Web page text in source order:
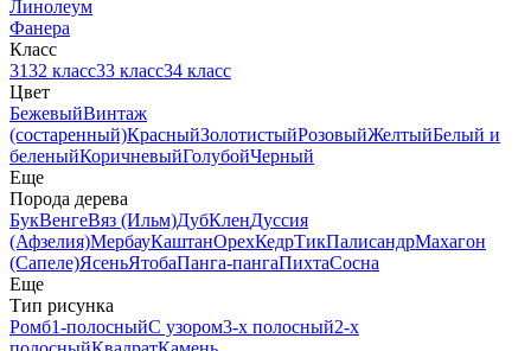
Линолеум
Фанера
Класс
3132 класс33 класс34 класс
Цвет
БежевыйВинтаж
(состаренный)КрасныйЗолотистыйРозовыйЖелтыйБелый и
беленыйКоричневыйГолубойЧерный
Еще
Порода дерева
БукВенгеВяз (Ильм)ДубКленДуссия
(Афзелия)МербауКаштанОрехКедрТикПалисандрМахагон
(Сапеле)ЯсеньЯтобаПанга-пангаПихтаСосна
Еще
Тип рисунка
Ромб1-полосныйС узором3-х полосный2-х